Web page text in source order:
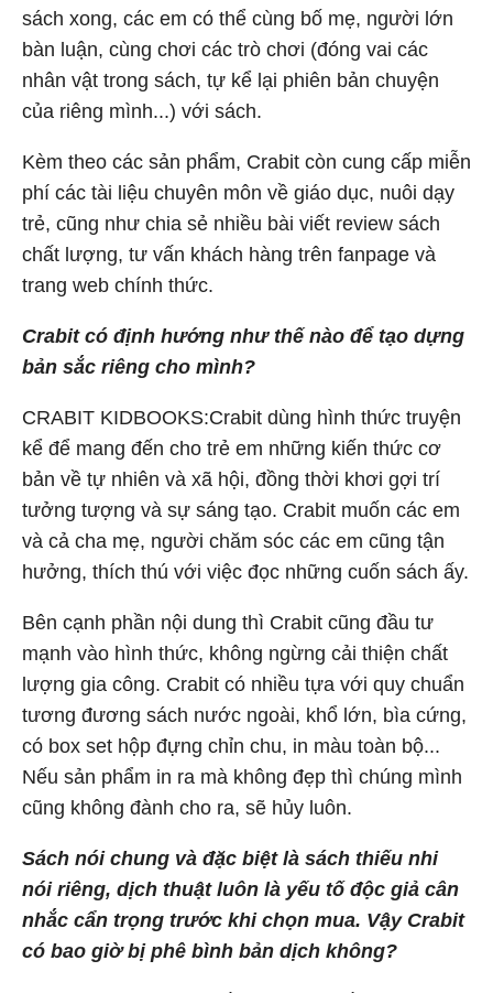
sách xong, các em có thể cùng bố mẹ, người lớn
bàn luận, cùng chơi các trò chơi (đóng vai các
nhân vật trong sách, tự kể lại phiên bản chuyện
của riêng mình...) với sách.
Kèm theo các sản phẩm, Crabit còn cung cấp miễn
phí các tài liệu chuyên môn về giáo dục, nuôi dạy
trẻ, cũng như chia sẻ nhiều bài viết review sách
chất lượng, tư vấn khách hàng trên fanpage và
trang web chính thức.
Crabit có định hướng như thế nào để tạo dựng
bản sắc riêng cho mình?
CRABIT KIDBOOKS:Crabit dùng hình thức truyện
kể để mang đến cho trẻ em những kiến thức cơ
bản về tự nhiên và xã hội, đồng thời khơi gợi trí
tưởng tượng và sự sáng tạo. Crabit muốn các em
và cả cha mẹ, người chăm sóc các em cũng tận
hưởng, thích thú với việc đọc những cuốn sách ấy.
Bên cạnh phần nội dung thì Crabit cũng đầu tư
mạnh vào hình thức, không ngừng cải thiện chất
lượng gia công. Crabit có nhiều tựa với quy chuẩn
tương đương sách nước ngoài, khổ lớn, bìa cứng,
có box set hộp đựng chỉn chu, in màu toàn bộ...
Nếu sản phẩm in ra mà không đẹp thì chúng mình
cũng không đành cho ra, sẽ hủy luôn.
Sách nói chung và đặc biệt là sách thiếu nhi
nói riêng, dịch thuật luôn là yếu tố độc giả cân
nhắc cẩn trọng trước khi chọn mua. Vậy Crabit
có bao giờ bị phê bình bản dịch không?